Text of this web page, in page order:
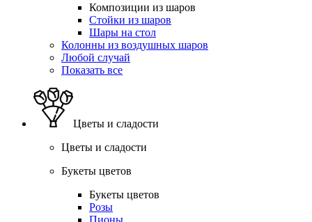
Композиции из шаров
Стойки из шаров
Шары на стол
Колонны из воздушных шаров
Любой случай
Показать все
Цветы и сладости
Цветы и сладости
Букеты цветов
Букеты цветов
Розы
Пионы